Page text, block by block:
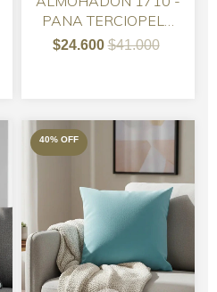
PANA TERCIOPELO
MORA 40 X 40
$24.600$41.000
40% OFF